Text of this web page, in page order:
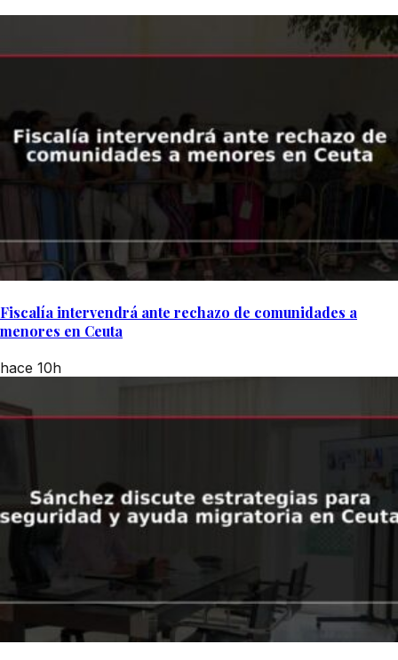
Fiscalía intervendrá ante rechazo de comunidades a
menores en Ceuta
hace 10h